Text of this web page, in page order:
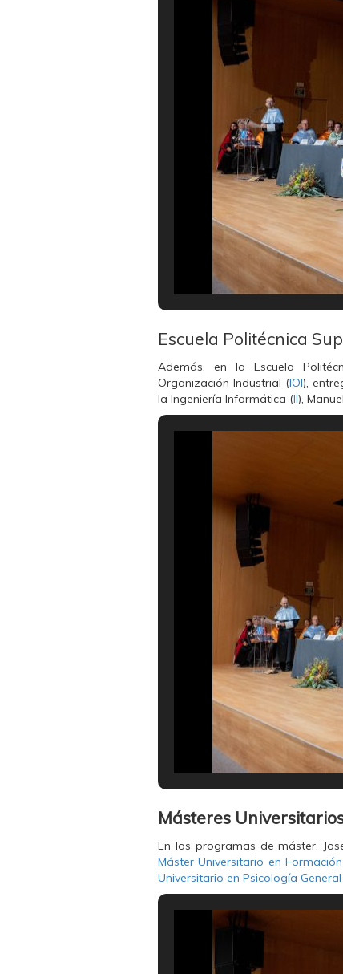
Escuela Politécnica
Además, en la Escuela
Organización Industrial (IOI),
la Ingeniería Informática (II),
Másteres
En los programas de máster,
Máster Universitario en
Universitario en Psicología